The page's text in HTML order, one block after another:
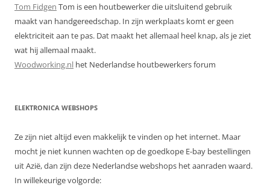
Tom Fidgen Tom is een houtbewerker die uitsluitend gebruik
maakt van handgereedschap. In zijn werkplaats komt er geen
elektriciteit aan te pas. Dat maakt het allemaal heel knap, als je ziet
wat hij allemaal maakt.
Woodworking.nl het Nederlandse houtbewerkers forum
ELEKTRONICA WEBSHOPS
Ze zijn niet altijd even makkelijk te vinden op het internet. Maar
mocht je niet kunnen wachten op de goedkope E-bay bestellingen
uit Azië, dan zijn deze Nederlandse webshops het aanraden waard.
In willekeurige volgorde: